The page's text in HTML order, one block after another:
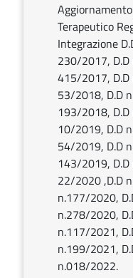
Terapeutico
Integrazione
230/2017,
415/2017, D.D
53/2018, D.D
193/2018,
10/2019, D.D
54/2019, D.D
143/2019,
22/2020 ,D.D
n.177/2020,
n.278/2020,
n.117/2021,
n.199/2021,
n.018/2022.